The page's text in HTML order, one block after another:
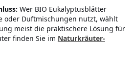
Wer BIO Eukalyptusblätter
oder Duftmischungen nutzt, wählt
meist die praktischere Lösung für
finden Sie im Naturkräuter-